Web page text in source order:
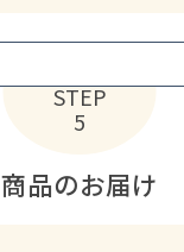
STEP
5
商品のお届け